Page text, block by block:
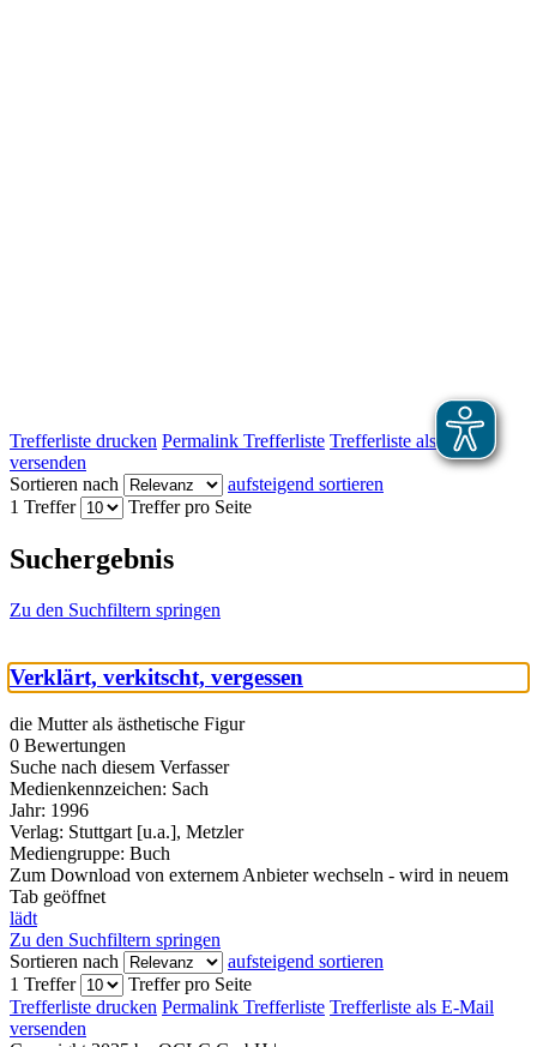
Trefferliste drucken Permalink Trefferliste Trefferliste als E-Mail
versenden
Sortieren nach
aufsteigend sortieren
1 Treffer
Treffer pro Seite
Suchergebnis
Zu den Suchfiltern springen
Verklärt, verkitscht, vergessen
die Mutter als ästhetische Figur
0 Bewertungen
Suche nach diesem Verfasser
Medienkennzeichen: Sach
Jahr: 1996
Verlag: Stuttgart [u.a.], Metzler
Mediengruppe: Buch
Zum Download von externem Anbieter wechseln - wird in neuem
Tab geöffnet
lädt
Zu den Suchfiltern springen
Sortieren nach
aufsteigend sortieren
1 Treffer
Treffer pro Seite
Trefferliste drucken Permalink Trefferliste Trefferliste als E-Mail
versenden